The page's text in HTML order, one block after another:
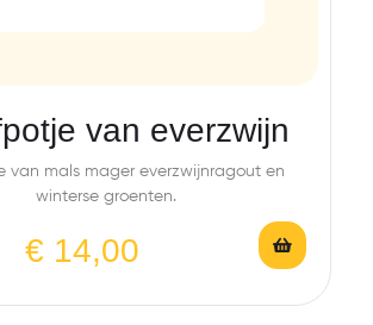
van everzwijn
van mals mager everzwijnragout en
winterse groenten.
€ 14,00